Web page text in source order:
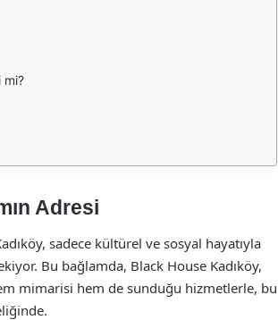
mi?
Adresi
sadece kültürel ve sosyal hayatıyla
Bu bağlamda, Black House Kadıköy,
mimarisi hem de sunduğu hizmetlerle, bu